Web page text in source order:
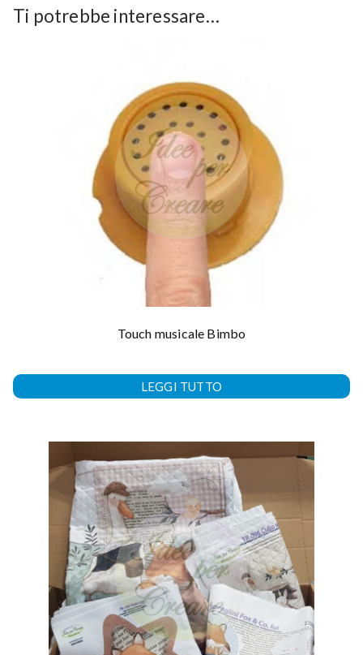
Ti potrebbe interessare…
Touch musicale Bimbo
LEGGI TUTTO